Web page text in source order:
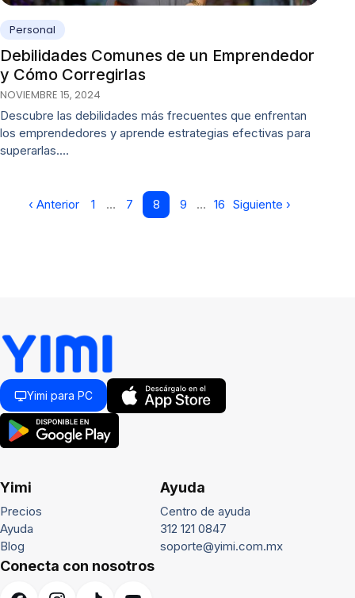
Personal
Debilidades Comunes de un Emprendedor
y Cómo Corregirlas
NOVIEMBRE 15, 2024
Descubre las debilidades más frecuentes que enfrentan
los emprendedores y aprende estrategias efectivas para
superarlas.…
‹ Anterior 1 … 7 8 9 … 16 Siguiente ›
Yimi para PC
Yimi
Precios
Ayuda
Blog
Ayuda
Centro de ayuda
312 121 0847
soporte@yimi.com.mx
Conecta con nosotros